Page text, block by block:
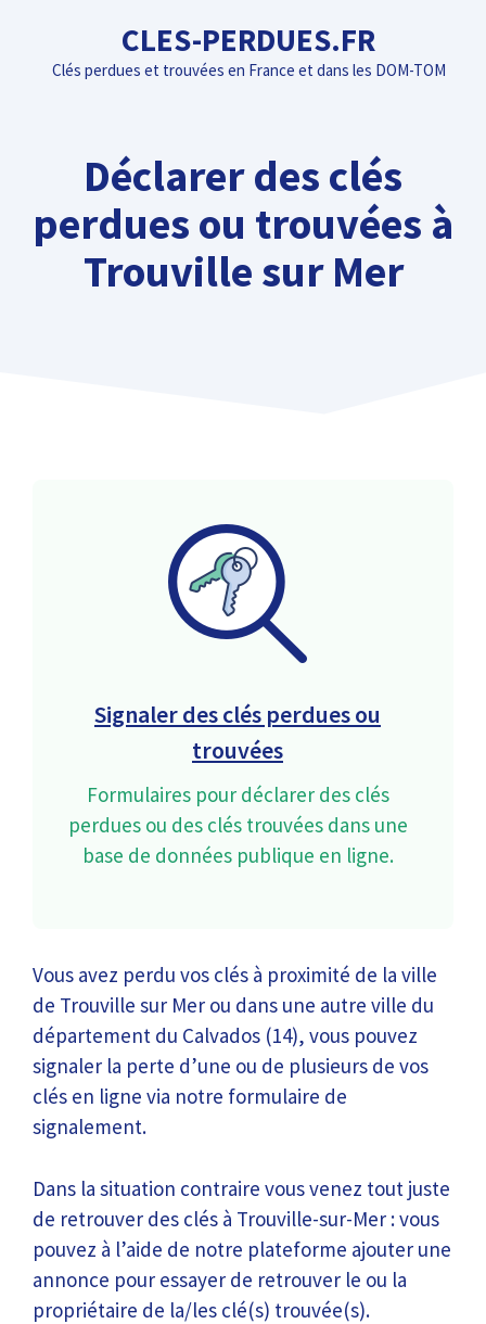
contenu
CLES-PERDUES.FR
Clés perdues et trouvées en France et dans les DOM-TOM
Déclarer des clés
perdues ou trouvées à
Trouville sur Mer
Signaler des clés perdues ou
trouvées
Formulaires pour déclarer des clés
perdues ou des clés trouvées dans une
base de données publique en ligne.
Vous avez perdu vos clés à proximité de la ville
de Trouville sur Mer ou dans une autre ville du
département du Calvados (14), vous pouvez
signaler la perte d’une ou de plusieurs de vos
clés en ligne via notre formulaire de
signalement.
Dans la situation contraire vous venez tout juste
de retrouver des clés à Trouville-sur-Mer : vous
pouvez à l’aide de notre plateforme ajouter une
annonce pour essayer de retrouver le ou la
propriétaire de la/les clé(s) trouvée(s).